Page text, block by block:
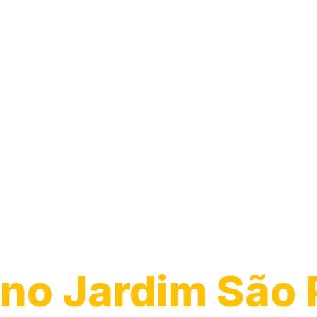
no Jardim São